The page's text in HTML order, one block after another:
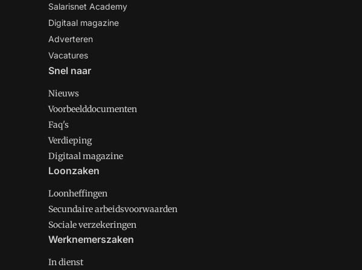
Salarisnet Academy
Digitaal magazine
Adverteren
Vacatures
Snel naar
Nieuws
Voorbeelddocumenten
Faq's
Verdieping
Digitaal magazine
Loonzaken
Loonheffingen
Secundaire arbeidsvoorwaarden
Sociale verzekeringen
Werknemerszaken
In dienst